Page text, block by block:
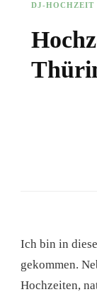
DJ-HOCHZEIT
Ich bin in
gekommen.
Hochzeiten,